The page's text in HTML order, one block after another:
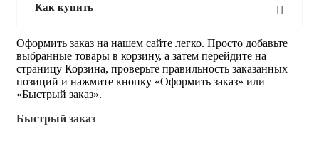
Как купить
Оформить заказ на нашем сайте легко. Просто добавьте
выбранные товары в корзину, а затем перейдите на
страницу Корзина, проверьте правильность заказанных
позиций и нажмите кнопку «Оформить заказ» или
«Быстрый заказ».
Быстрый заказ